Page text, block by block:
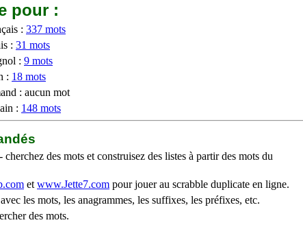
pour :
: 337 mots
: 31 mots
: 9 mots
: 18 mots
: aucun mot
: 148 mots
- cherchez des mots et construisez des listes à partir des mots du
et www.Jette7.com pour jouer au scrabble duplicate en ligne.
les mots, les anagrammes, les suffixes, les préfixes, etc.
des mots.